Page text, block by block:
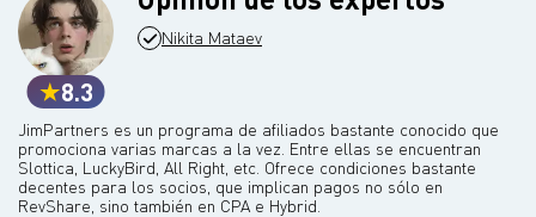
8.3
Nikita Mataev
JimPartners es un programa de afiliados bastante conocido que
promociona varias marcas a la vez. Entre ellas se encuentran
Slottica, LuckyBird, All Right, etc. Ofrece condiciones bastante
decentes para los socios, que implican pagos no sólo en
RevShare, sino también en CPA e Hybrid.